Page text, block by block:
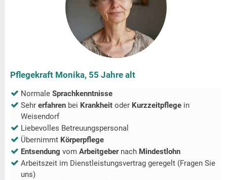
Pflegekraft Monika, 55 Jahre alt
Normale Sprachkenntnisse
Sehr erfahren bei Krankheit oder Kurzzeitpflege in
Weisendorf
Liebevolles Betreuungspersonal
Übernimmt Körperpflege
Entsendung vom Arbeitgeber nach Mindestlohn
Arbeitszeit im Dienstleistungsvertrag geregelt (Fragen Sie
uns)